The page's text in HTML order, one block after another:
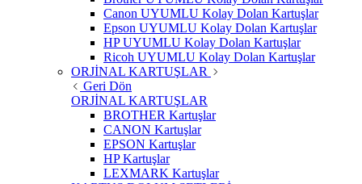
Canon UYUMLU Kolay Dolan Kartuşlar
Epson UYUMLU Kolay Dolan Kartuşlar
HP UYUMLU Kolay Dolan Kartuşlar
Ricoh UYUMLU Kolay Dolan Kartuşlar
ORJİNAL KARTUŞLAR
Geri Dön
ORJİNAL KARTUŞLAR
BROTHER Kartuşlar
CANON Kartuşlar
EPSON Kartuşlar
HP Kartuşlar
LEXMARK Kartuşlar